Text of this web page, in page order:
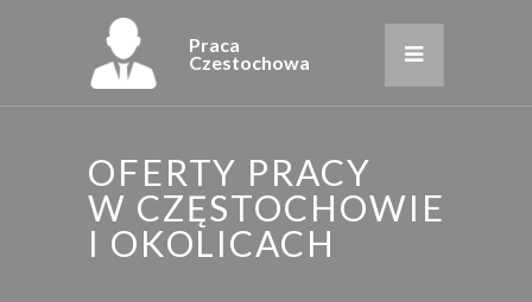
Praca
Czestochowa
OFERTY PRACY
W CZĘSTOCHOWIE
I OKOLICACH